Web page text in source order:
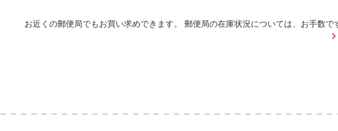
お近くの郵便局でもお買い求めできます。 郵便局の在庫状況については、お手数で